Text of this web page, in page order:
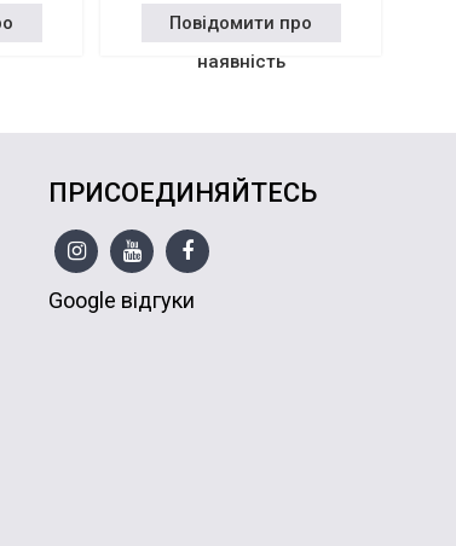
Повідомити про
наявність
ПРИСОЕДИНЯЙТЕСЬ
Google відгуки